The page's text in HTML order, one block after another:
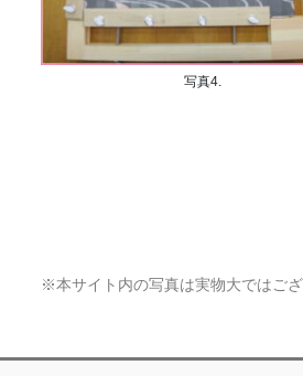
写真4.
※本サイト内の写真は実物大ではご